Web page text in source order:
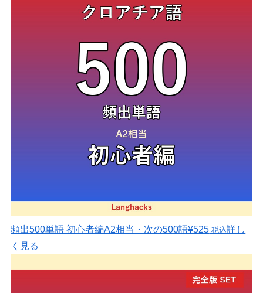
頻出500単語 初心者編A2相当・次の500語¥525 税込詳し
く見る